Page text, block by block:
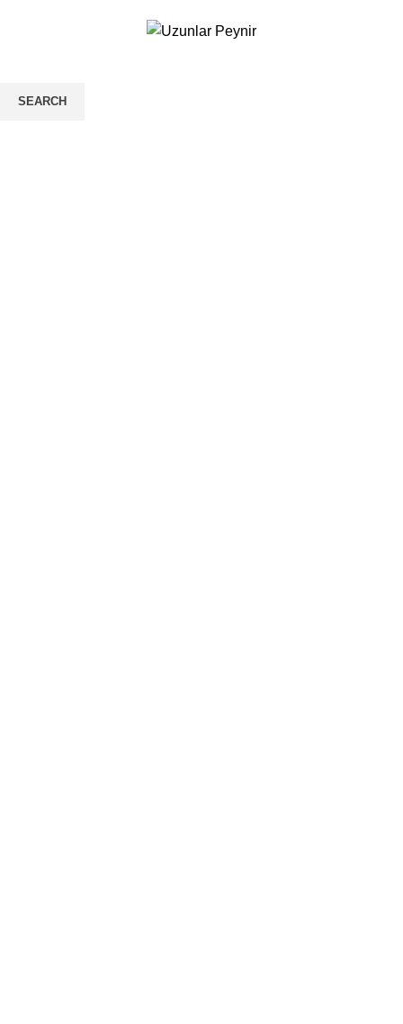
SEARCH